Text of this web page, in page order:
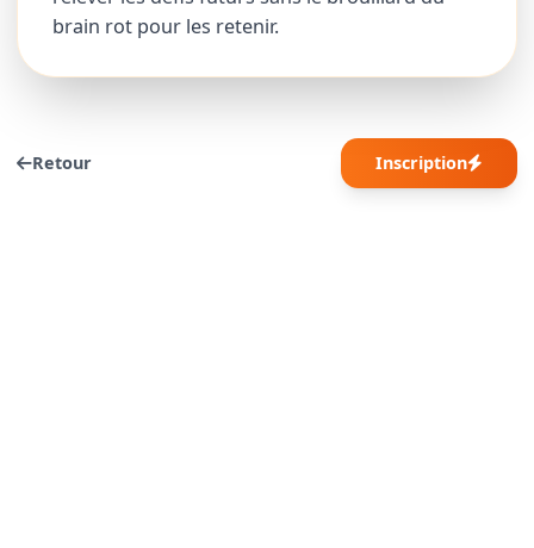
brain rot pour les retenir.
Retour Inscription